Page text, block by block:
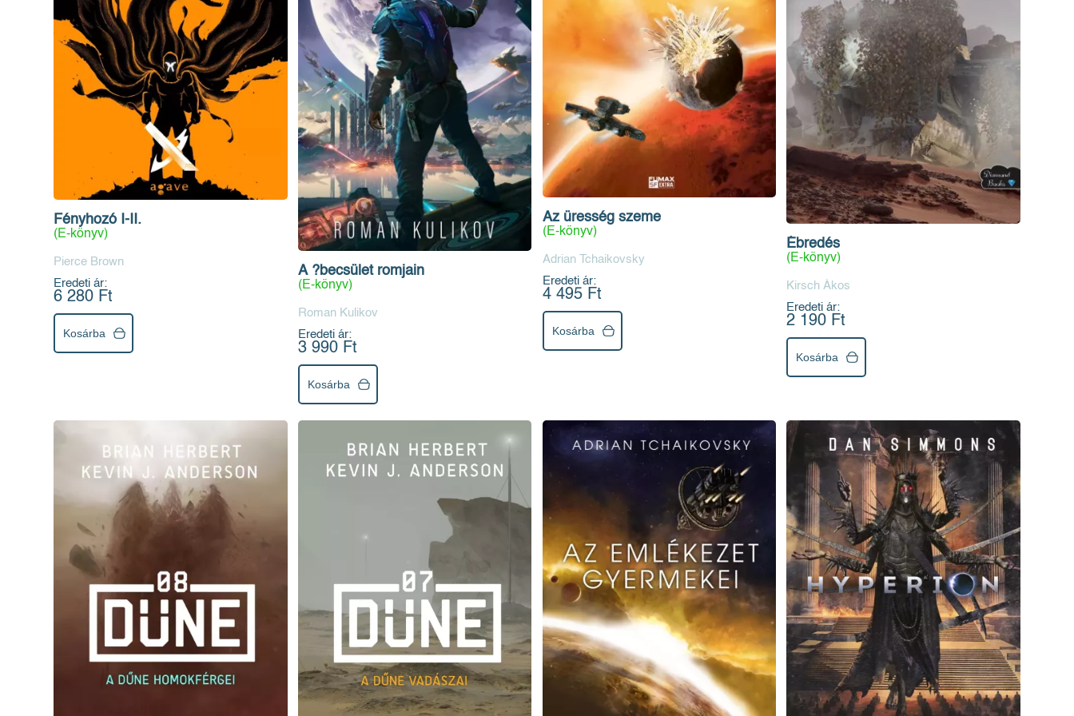
Fényhozó I-II.
(E-könyv)
Pierce Brown
Eredeti ár:
6 280 Ft
Kosárba
A ?becsület romjain
(E-könyv)
Roman Kulikov
Eredeti ár:
3 990 Ft
Kosárba
Az üresség szeme
(E-könyv)
Adrian Tchaikovsky
Eredeti ár:
4 495 Ft
Kosárba
Ébredés
(E-könyv)
Kirsch Ákos
Eredeti ár:
2 190 Ft
Kosárba